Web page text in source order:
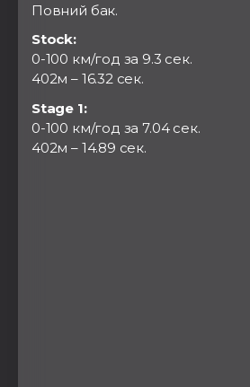
Повний бак.
Stock:
0-100 км/год за 9.3 сек.
402м – 16.32 сек.
Stage 1:
0-100 км/год за 7.04 сек.
402м – 14.89 сек.